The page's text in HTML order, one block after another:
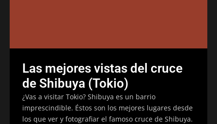
Las mejores vistas del cruce
de Shibuya (Tokio)
¿Vas a visitar Tokio? Shibuya es un barrio
imprescindible. Éstos son los mejores lugares desde
los que ver y fotografiar el famoso cruce de Shibuya.